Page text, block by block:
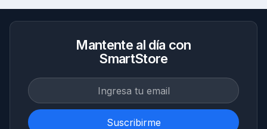
Mantente al día con
SmartStore
Suscribirme